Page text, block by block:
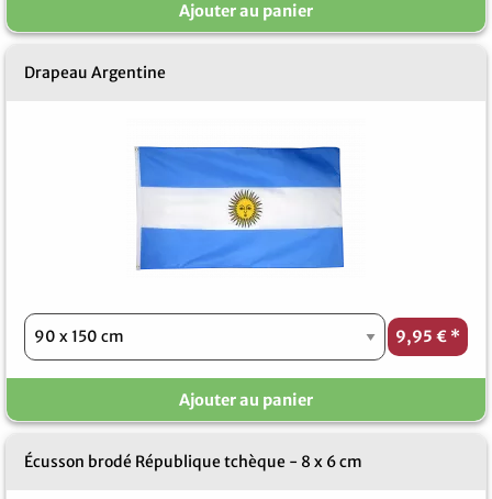
Ajouter au panier
Drapeau Argentine
9,95 € *
Ajouter au panier
Écusson brodé République tchèque - 8 x 6 cm